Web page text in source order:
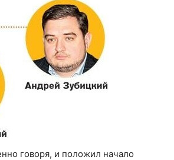
говоря, и положил начало